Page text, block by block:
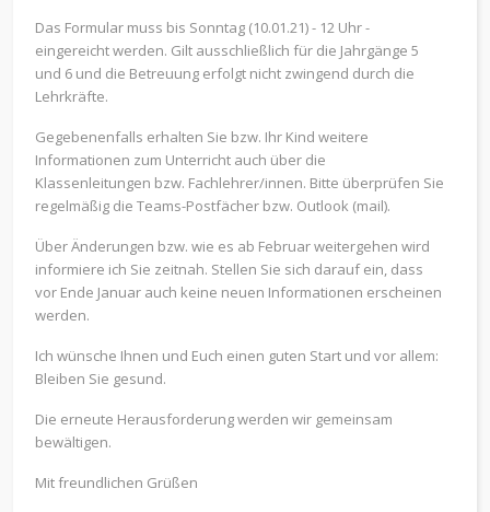
Das Formular muss bis Sonntag (10.01.21) - 12 Uhr -
eingereicht werden. Gilt ausschließlich für die Jahrgänge 5
und 6 und die Betreuung erfolgt nicht zwingend durch die
Lehrkräfte.
Gegebenenfalls erhalten Sie bzw. Ihr Kind weitere
Informationen zum Unterricht auch über die
Klassenleitungen bzw. Fachlehrer/innen. Bitte überprüfen Sie
regelmäßig die Teams-Postfächer bzw. Outlook (mail).
Über Änderungen bzw. wie es ab Februar weitergehen wird
informiere ich Sie zeitnah. Stellen Sie sich darauf ein, dass
vor Ende Januar auch keine neuen Informationen erscheinen
werden.
Ich wünsche Ihnen und Euch einen guten Start und vor allem:
Bleiben Sie gesund.
Die erneute Herausforderung werden wir gemeinsam
bewältigen.
Mit freundlichen Grüßen